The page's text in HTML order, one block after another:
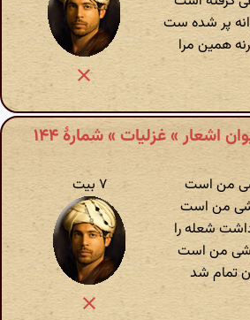
پر شده ست
همین مرا
اشعار » غزلیات » شمارهٔ ۱۴۴
من است
من است
شعله را
من است
تمام شد
۷ بیت